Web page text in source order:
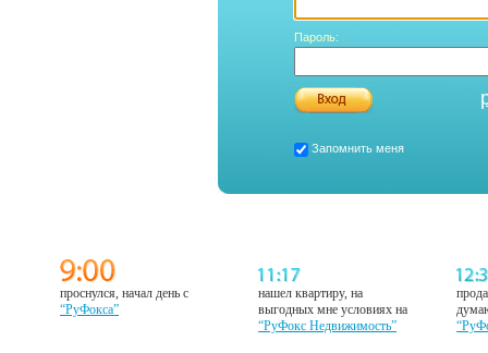
Пароль:
Запомнить меня
проснулся, начал день с
“РуФокса”
нашел квартиру, на
выгодных мне условиях на
“РуФокс Недвижимость”